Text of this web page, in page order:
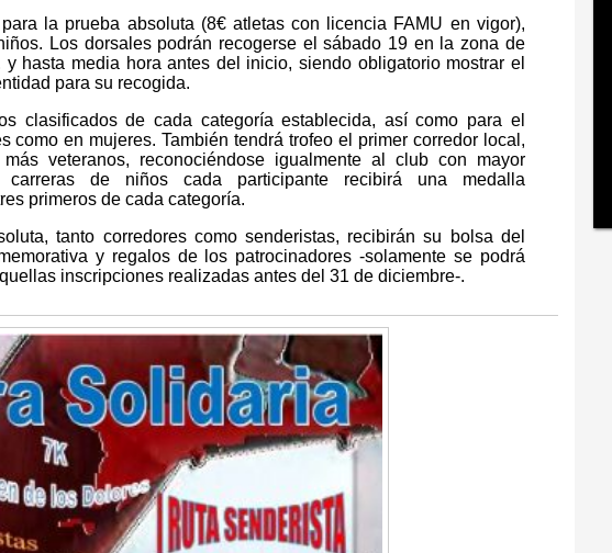
la prueba absoluta (8€ atletas con licencia FAMU en vigor),
Los dorsales podrán recogerse el sábado 19 en la zona de
hasta media hora antes del inicio, siendo obligatorio mostrar el
para su recogida.
clasificados de cada categoría establecida, así como para el
como en mujeres. También tendrá trofeo el primer corredor local,
veteranos, reconociéndose igualmente al club con mayor
carreras de niños cada participante recibirá una medalla
primeros de cada categoría.
tanto corredores como senderistas, recibirán su bolsa del
y regalos de los patrocinadores -solamente se podrá
inscripciones realizadas antes del 31 de diciembre-.